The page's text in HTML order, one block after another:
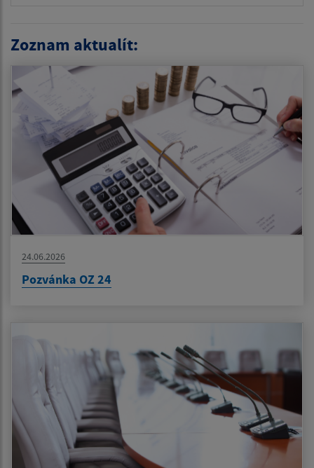
Zoznam aktualít:
24.06.2026
Pozvánka OZ 24